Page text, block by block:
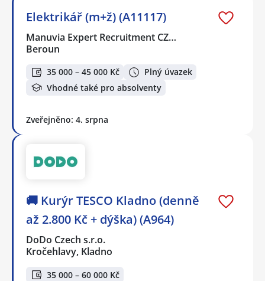
Elektrikář (m+ž) (A11117)
Manuvia Expert Recruitment CZ…
Beroun
35 000 – 45 000 Kč
Plný úvazek
Vhodné také pro absolventy
Zveřejněno: 4. srpna
🚚 Kurýr TESCO Kladno (denně
až 2.800 Kč + dýška) (A964)
DoDo Czech s.r.o.
Kročehlavy, Kladno
35 000 – 60 000 Kč